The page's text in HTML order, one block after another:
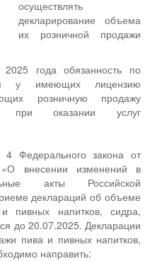
осуществлять
декларирование объема
их розничной продажи
года обязанность по
у имеющих лицензию
розничную продажу
при оказании услуг
4 Федерального закона от
внесении изменений в
акты Российской
деклараций об объеме
пивных напитков, сидра,
до 20.07.2025. Декларации
пива и пивных напитков,
направить: